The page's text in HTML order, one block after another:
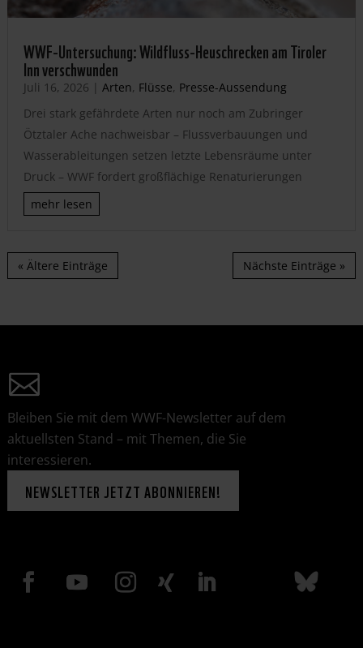
WWF-Untersuchung: Wildfluss-Heuschrecken am Tiroler
Inn verschwunden
Juli 16, 2026 | Arten, Flüsse, Presse-Aussendung
Drei stark gefährdete Arten nur noch am Zubringer
Ötztaler Ache nachweisbar – Flussverbauungen und
Wasserableitungen setzen letzte Lebensräume unter
Druck – WWF fordert großflächige Renaturierungen
mehr lesen
« Ältere Einträge Nächste Einträge »
Bleiben Sie mit dem WWF-Newsletter auf dem
aktuellsten Stand – mit Themen, die Sie
interessieren.
NEWSLETTER JETZT ABONNIEREN!